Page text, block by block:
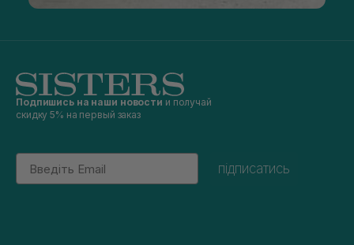
Подпишись на наши новости и получай
скидку 5% на первый заказ
Email
підписатись